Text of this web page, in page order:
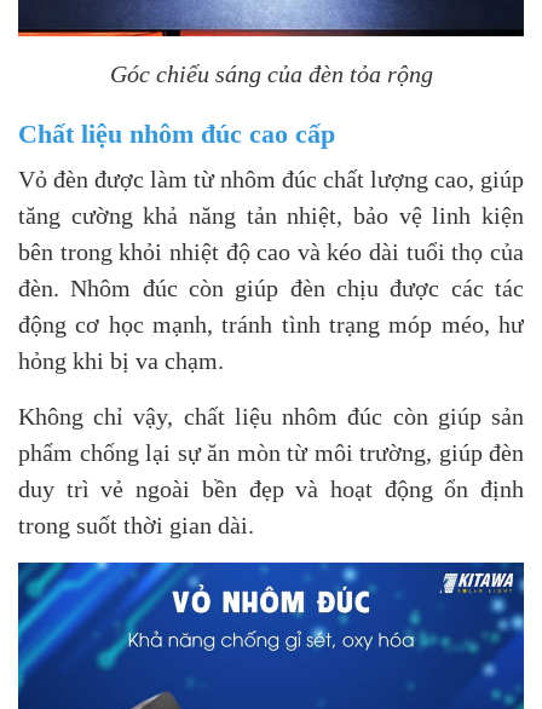
Góc chiếu sáng của đèn tỏa rộng
Chất liệu nhôm đúc cao cấp
Vỏ đèn được làm từ nhôm đúc chất lượng cao, giúp
tăng cường khả năng tản nhiệt, bảo vệ linh kiện
bên trong khỏi nhiệt độ cao và kéo dài tuổi thọ của
đèn. Nhôm đúc còn giúp đèn chịu được các tác
động cơ học mạnh, tránh tình trạng móp méo, hư
hỏng khi bị va chạm.
Không chỉ vậy, chất liệu nhôm đúc còn giúp sản
phẩm chống lại sự ăn mòn từ môi trường, giúp đèn
duy trì vẻ ngoài bền đẹp và hoạt động ổn định
trong suốt thời gian dài.